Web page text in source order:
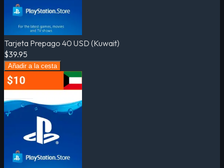
Tarjeta Prepago 40 USD (Kuwait)
$39.95
Añadir a la cesta